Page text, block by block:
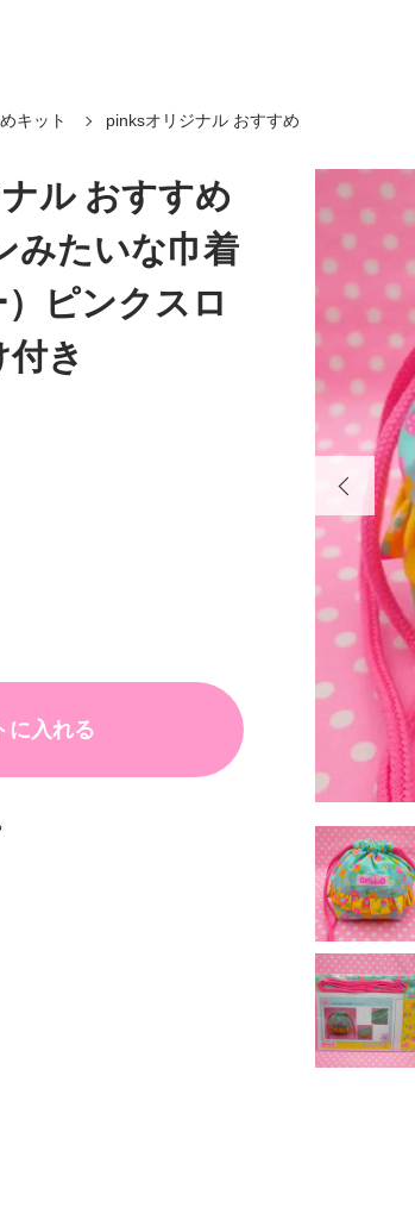
キット pinksオリジナル おすすめ
ル おすすめ
みたいな巾着
ピンクスロ
き
に入れる